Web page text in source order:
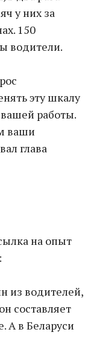
у них за
150
водители.
эту шкалу
работы.
ваши
глава
на опыт
из водителей,
составляет
А в Беларуси